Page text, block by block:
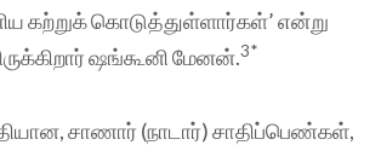
கொடுத்துள்ளார்கள்’ என்று
ஷங்கூனி மேனன்.3*
சாணார் (நாடார்) சாதிப்பெண்கள்,